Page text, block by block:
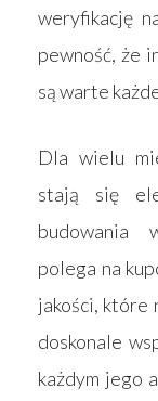
weryfikację
pewność, że
są warte
Dla wielu
stają się
budowania
polega na
jakości, które
doskonale
każdym jego